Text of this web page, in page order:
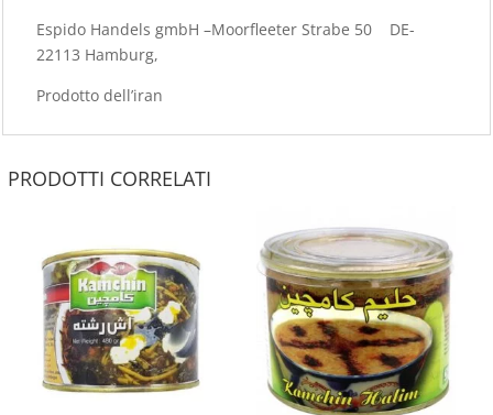
Espido Handels gmbH –Moorfleeter Strabe 50 DE-
22113 Hamburg,
Prodotto dell’iran
PRODOTTI CORRELATI